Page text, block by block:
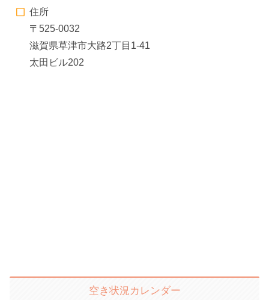
住所
〒525-0032
滋賀県草津市大路2丁目1-41
太田ビル202
空き状況カレンダー